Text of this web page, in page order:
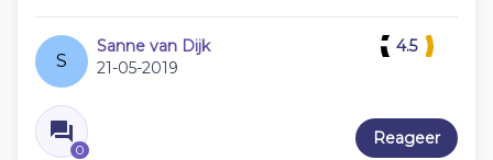
S
Sanne van Dijk
21-05-2019
0
4.5
Reageer